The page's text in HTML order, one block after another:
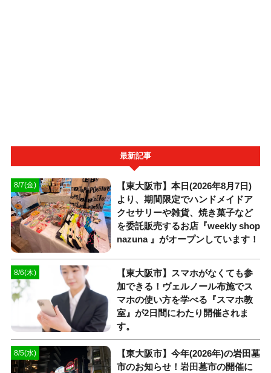
最新記事
8/7(金)
【東大阪市】本日(2026年8月7日)
より、期間限定でハンドメイドア
クセサリーや雑貨、焼き菓子など
を委託販売するお店『weekly shop
nazuna 』がオープンしています！
8/6(木)
【東大阪市】スマホがなくても参
加できる！ヴェルノール布施でス
マホの使い方を学べる『スマホ教
室』が2日間にわたり開催されま
す。
8/5(水)
【東大阪市】今年(2026年)の岩田墓
市のお知らせ！岩田墓市の開催に